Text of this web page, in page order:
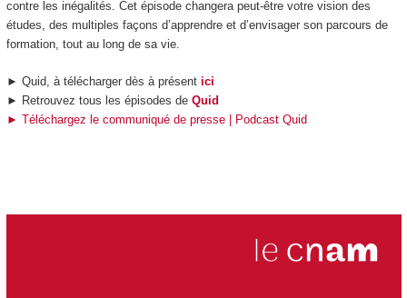
contre les inégalités. Cet épisode changera peut-être votre vision des
études, des multiples façons d’apprendre et d’envisager son parcours de
formation, tout au long de sa vie.
► Quid, à télécharger dès à présent ici
► Retrouvez tous les épisodes de Quid
► Téléchargez le communiqué de presse | Podcast Quid